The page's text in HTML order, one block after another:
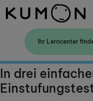
Ihr Lerncenter
In drei
Willkommen bei Kumon
Die Kumon-Methode
Die Geschichte von